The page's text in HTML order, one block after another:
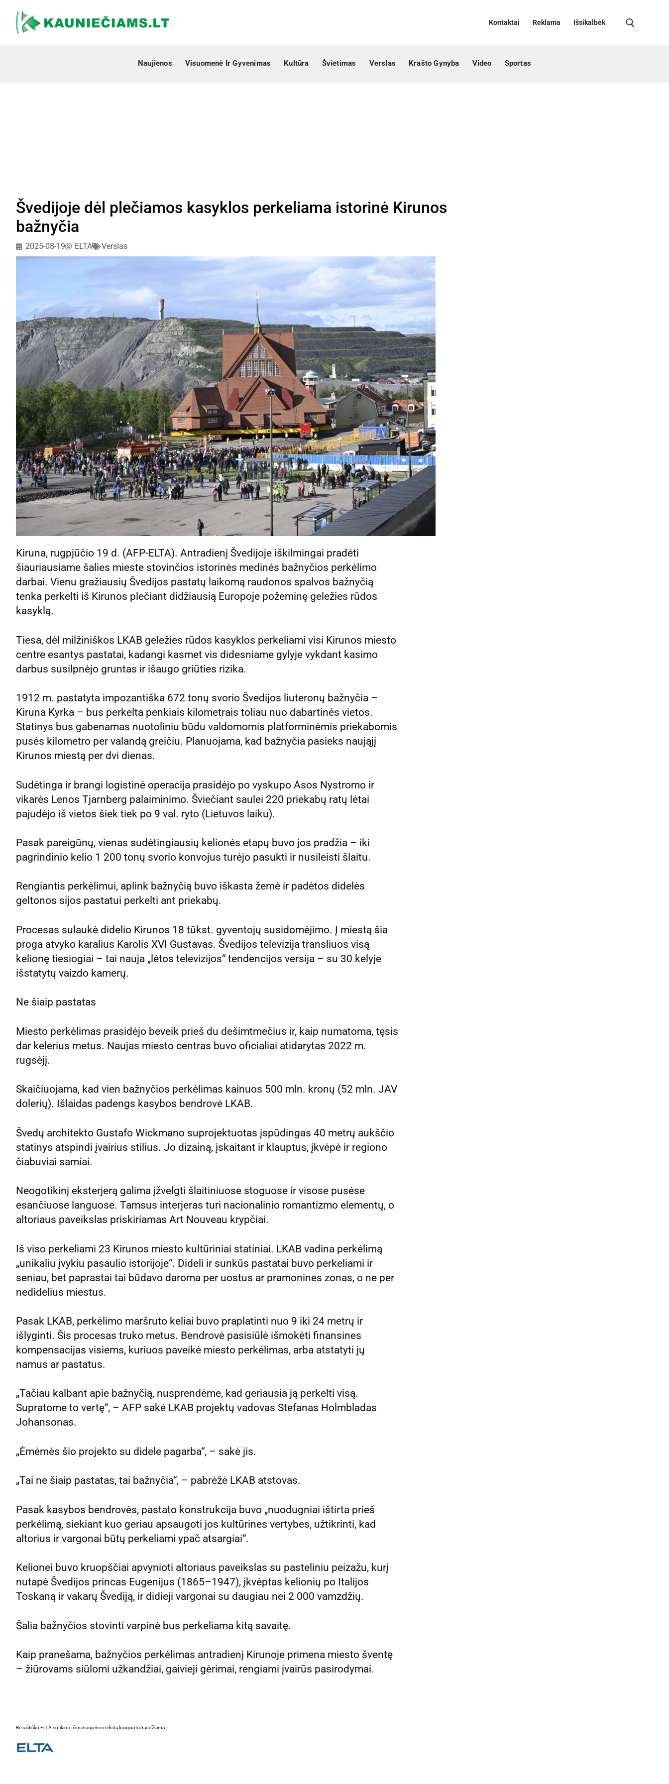
Kontaktai Reklama Išsikalbėk
Naujienos Visuomenė Ir Gyvenimas Kultūra Švietimas Verslas Krašto Gynyba Video Sportas
Švedijoje dėl plečiamos kasyklos perkeliama istorinė Kirunos
bažnyčia
2025-08-19 ELTA Verslas
Kiruna, rugpjūčio 19 d. (AFP-ELTA). Antradienį Švedijoje iškilmingai pradėti
šiauriausiame šalies mieste stovinčios istorinės medinės bažnyčios perkėlimo
darbai. Vienu gražiausių Švedijos pastatų laikomą raudonos spalvos bažnyčią
tenka perkelti iš Kirunos plečiant didžiausią Europoje požeminę geležies rūdos
kasyklą.
Tiesa, dėl milžiniškos LKAB geležies rūdos kasyklos perkeliami visi Kirunos miesto
centre esantys pastatai, kadangi kasmet vis didesniame gylyje vykdant kasimo
darbus susilpnėjo gruntas ir išaugo griūties rizika.
1912 m. pastatyta impozantiška 672 tonų svorio Švedijos liuteronų bažnyčia –
Kiruna Kyrka – bus perkelta penkiais kilometrais toliau nuo dabartinės vietos.
Statinys bus gabenamas nuotoliniu būdu valdomomis platforminėmis priekabomis
pusės kilometro per valandą greičiu. Planuojama, kad bažnyčia pasieks naująjį
Kirunos miestą per dvi dienas.
Sudėtinga ir brangi logistinė operacija prasidėjo po vyskupo Asos Nystromo ir
vikarės Lenos Tjarnberg palaiminimo. Šviečiant saulei 220 priekabų ratų lėtai
pajudėjo iš vietos šiek tiek po 9 val. ryto (Lietuvos laiku).
Pasak pareigūnų, vienas sudėtingiausių kelionės etapų buvo jos pradžia – iki
pagrindinio kelio 1 200 tonų svorio konvojus turėjo pasukti ir nusileisti šlaitu.
Rengiantis perkėlimui, aplink bažnyčią buvo iškasta žemė ir padėtos didelės
geltonos sijos pastatui perkelti ant priekabų.
Procesas sulaukė didelio Kirunos 18 tūkst. gyventojų susidomėjimo. Į miestą šia
proga atvyko karalius Karolis XVI Gustavas. Švedijos televizija transliuos visą
kelionę tiesiogiai – tai nauja „lėtos televizijos“ tendencijos versija – su 30 kelyje
išstatytų vaizdo kamerų.
Ne šiaip pastatas
Miesto perkėlimas prasidėjo beveik prieš du dešimtmečius ir, kaip numatoma, tęsis
dar kelerius metus. Naujas miesto centras buvo oficialiai atidarytas 2022 m.
rugsėjį.
Skaičiuojama, kad vien bažnyčios perkėlimas kainuos 500 mln. kronų (52 mln. JAV
dolerių). Išlaidas padengs kasybos bendrovė LKAB.
Švedų architekto Gustafo Wickmano suprojektuotas įspūdingas 40 metrų aukščio
statinys atspindi įvairius stilius. Jo dizainą, įskaitant ir klauptus, įkvėpė ir regiono
čiabuviai samiai.
Neogotikinį eksterjerą galima įžvelgti šlaitiniuose stoguose ir visose pusėse
esančiuose languose. Tamsus interjeras turi nacionalinio romantizmo elementų, o
altoriaus paveikslas priskiriamas Art Nouveau krypčiai.
Iš viso perkeliami 23 Kirunos miesto kultūriniai statiniai. LKAB vadina perkėlimą
„unikaliu įvykiu pasaulio istorijoje“. Dideli ir sunkūs pastatai buvo perkeliami ir
seniau, bet paprastai tai būdavo daroma per uostus ar pramonines zonas, o ne per
nedidelius miestus.
Pasak LKAB, perkėlimo maršruto keliai buvo praplatinti nuo 9 iki 24 metrų ir
išlyginti. Šis procesas truko metus. Bendrovė pasisiūlė išmokėti finansines
kompensacijas visiems, kuriuos paveikė miesto perkėlimas, arba atstatyti jų
namus ar pastatus.
„Tačiau kalbant apie bažnyčią, nusprendėme, kad geriausia ją perkelti visą.
Supratome to vertę“, – AFP sakė LKAB projektų vadovas Stefanas Holmbladas
Johansonas.
„Ėmėmės šio projekto su didele pagarba“, – sakė jis.
„Tai ne šiaip pastatas, tai bažnyčia“, – pabrėžė LKAB atstovas.
Pasak kasybos bendrovės, pastato konstrukcija buvo „nuodugniai ištirta prieš
perkėlimą, siekiant kuo geriau apsaugoti jos kultūrines vertybes, užtikrinti, kad
altorius ir vargonai būtų perkeliami ypač atsargiai“.
Kelionei buvo kruopščiai apvynioti altoriaus paveikslas su pasteliniu peizažu, kurį
nutapė Švedijos princas Eugenijus (1865–1947), įkvėptas kelionių po Italijos
Toskaną ir vakarų Švediją, ir didieji vargonai su daugiau nei 2 000 vamzdžių.
Šalia bažnyčios stovinti varpinė bus perkeliama kitą savaitę.
Kaip pranešama, bažnyčios perkėlimas antradienį Kirunoje primena miesto šventę
– žiūrovams siūlomi užkandžiai, gaivieji gėrimai, rengiami įvairūs pasirodymai.
Be raštiško ELTA sutikimo šios naujienos tekstą kopijuoti draudžiama.